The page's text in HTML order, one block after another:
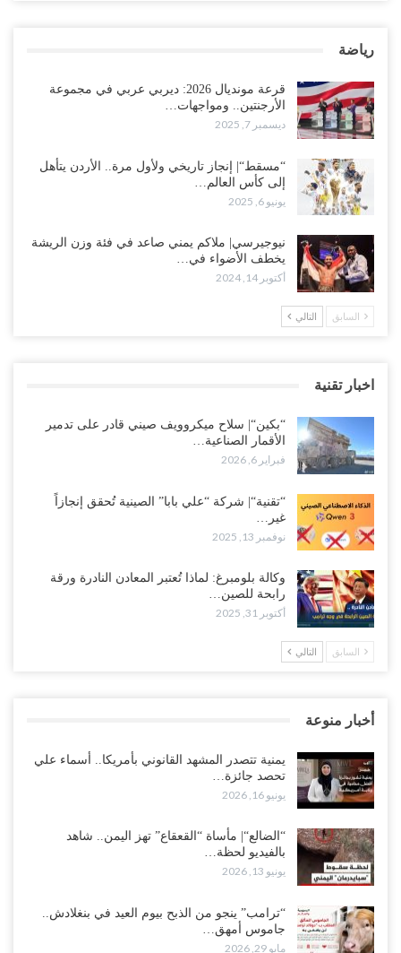
رياضة
قرعة مونديال 2026: ديربي عربي في مجموعة
الأرجنتين.. ومواجهات…
ديسمبر 7, 2025
“مسقط“| إنجاز تاريخي ولأول مرة.. الأردن يتأهل
إلى كأس العالم…
يونيو 6, 2025
نيوجيرسي| ملاكم يمني صاعد في فئة وزن الريشة
يخطف الأضواء في…
أكتوبر 14, 2024
السابق التالي
اخبار تقنية
“بكين“| سلاح ميكروويف صيني قادر على تدمير
الأقمار الصناعية…
فبراير 6, 2026
“تقنية“| شركة “علي بابا” الصينية تُحقق إنجازاً
غير…
نوفمبر 13, 2025
وكالة بلومبرغ: لماذا تُعتبر المعادن النادرة ورقة
رابحة للصين…
أكتوبر 31, 2025
السابق التالي
أخبار منوعة
يمنية تتصدر المشهد القانوني بأمريكا.. أسماء علي
تحصد جائزة…
يونيو 16, 2026
“الضالع“| مأساة “القعقاع” تهز اليمن.. شاهد
بالفيديو لحظة…
يونيو 13, 2026
“ترامب” ينجو من الذبح بيوم العيد في بنغلادش..
جاموس أمهق…
مايو 29, 2026